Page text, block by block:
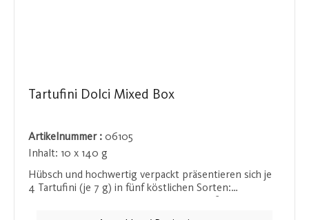
Tartufini Dolci Mixed Box
Artikelnummer : 06105
Inhalt: 10 x 140 g
Hübsch und hochwertig verpackt präsentieren sich je
4 Tartufini (je 7 g) in fünf köstlichen Sorten: